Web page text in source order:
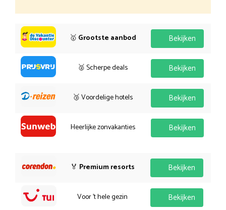
🥇 Grootste aanbod Bekijken
🥈 Scherpe deals Bekijken
🥉 Voordelige hotels Bekijken
Heerlijke zonvakanties Bekijken
🏅 Premium resorts Bekijken
Voor 't hele gezin Bekijken